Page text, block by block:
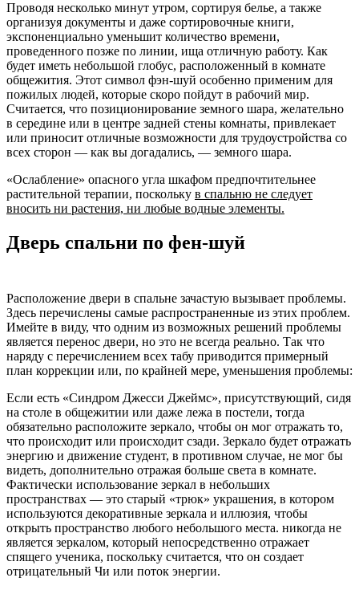
Проводя несколько минут утром, сортируя белье, а также
организуя документы и даже сортировочные книги,
экспоненциально уменьшит количество времени,
проведенного позже по линии, ища отличную работу. Как
будет иметь небольшой глобус, расположенный в комнате
общежития. Этот символ фэн-шуй особенно применим для
пожилых людей, которые скоро пойдут в рабочий мир.
Считается, что позиционирование земного шара, желательно
в середине или в центре задней стены комнаты, привлекает
или приносит отличные возможности для трудоустройства со
всех сторон — как вы догадались, — земного шара.
«Ослабление» опасного угла шкафом предпочтительнее
растительной терапии, поскольку в спальню не следует
вносить ни растения, ни любые водные элементы.
Дверь спальни по фен-шуй
Расположение двери в спальне зачастую вызывает проблемы.
Здесь перечислены самые распространенные из этих проблем.
Имейте в виду, что одним из возможных решений проблемы
является перенос двери, но это не всегда реально. Так что
наряду с перечислением всех табу приводится примерный
план коррекции или, по крайней мере, уменьшения проблемы:
Если есть «Синдром Джесси Джеймс», присутствующий, сидя
на столе в общежитии или даже лежа в постели, тогда
обязательно расположите зеркало, чтобы он мог отражать то,
что происходит или происходит сзади. Зеркало будет отражать
энергию и движение студент, в противном случае, не мог бы
видеть, дополнительно отражая больше света в комнате.
Фактически использование зеркал в небольших
пространствах — это старый «трюк» украшения, в котором
используются декоративные зеркала и иллюзия, чтобы
открыть пространство любого небольшого места. никогда не
является зеркалом, который непосредственно отражает
спящего ученика, поскольку считается, что он создает
отрицательный Чи или поток энергии.